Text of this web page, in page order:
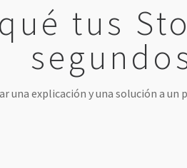
tus
una explicación y una solución a